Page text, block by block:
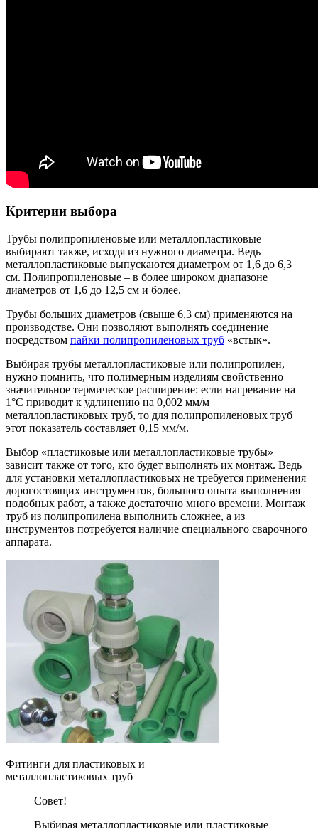
Критерии выбора
Трубы полипропиленовые или металлопластиковые
выбирают также, исходя из нужного диаметра. Ведь
металлопластиковые выпускаются диаметром от 1,6 до 6,3
см. Полипропиленовые – в более широком диапазоне
диаметров от 1,6 до 12,5 см и более.
Трубы больших диаметров (свыше 6,3 см) применяются на
производстве. Они позволяют выполнять соединение
посредством пайки полипропиленовых труб «встык».
Выбирая трубы металлопластиковые или полипропилен,
нужно помнить, что полимерным изделиям свойственно
значительное термическое расширение: если нагревание на
1°С приводит к удлинению на 0,002 мм/м
металлопластиковых труб, то для полипропиленовых труб
этот показатель составляет 0,15 мм/м.
Выбор «пластиковые или металлопластиковые трубы»
зависит также от того, кто будет выполнять их монтаж. Ведь
для установки металлопластиковых не требуется применения
дорогостоящих инструментов, большого опыта выполнения
подобных работ, а также достаточно много времени. Монтаж
труб из полипропилена выполнить сложнее, а из
инструментов потребуется наличие специального сварочного
аппарата.
Фитинги для пластиковых и
металлопластиковых труб
Совет!
Выбирая металлопластиковые или пластиковые